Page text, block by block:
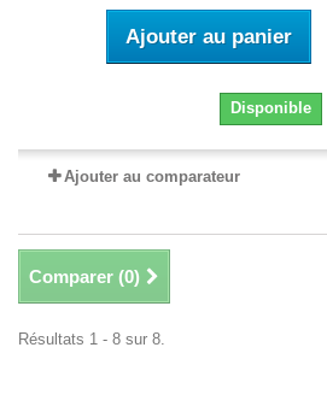
Ajouter au panier
Disponible
Ajouter au comparateur
Comparer (0)
Résultats 1 - 8 sur 8.